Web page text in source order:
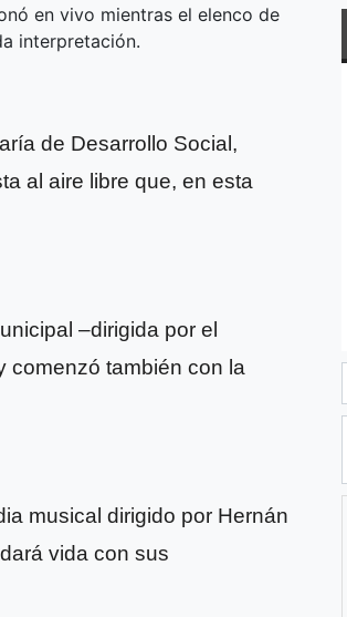
en vivo mientras el elenco de
interpretación.
de Desarrollo Social,
al aire libre que, en esta
–dirigida por el
comenzó también con la
musical dirigido por Hernán
vida con sus